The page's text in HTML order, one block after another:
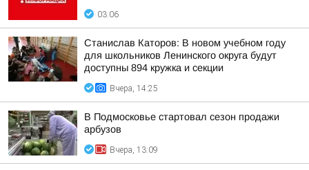
03:06
Станислав Каторов: В новом учебном году
для школьников Ленинского округа будут
доступны 894 кружка и секции
Вчера, 14:25
В Подмосковье стартовал сезон продажи
арбузов
Вчера, 13:09